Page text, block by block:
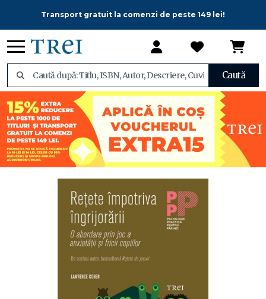
Transport gratuit la comenzi de peste 149 lei!
Caută